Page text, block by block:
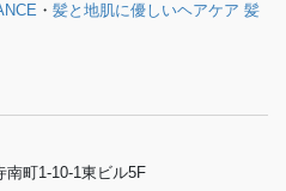
・ 髪と地肌に優しいヘアケア 髪
南町1-10-1東ビル5F